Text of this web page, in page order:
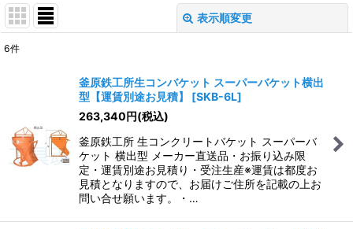
表示順変更
絞り込む
6件
釜原鉄工所生コンバケット スーパーバケット横出
型【運賃別途お見積】
[SKB-6L]
263,340円(税込)
釜原鉄工所 生コンクリートバケット スーパーバ
ケット 横出型 メーカー直送品・お振り込み限
定・運賃別途お見積り・受注生産※運賃は都度お
見積となりますので、お届けご住所を記載の上お
問い合せ願います。・…